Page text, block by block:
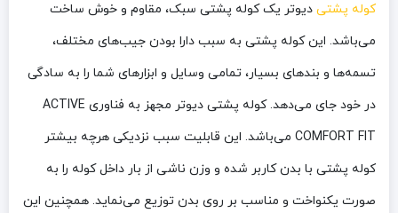
کوله پشتی دیوتر یک کوله پشتی سبک، مقاوم و خوش ساخت
می‌باشد. این کوله پشتی به سبب دارا بودن جیب‌های مختلف،
تسمه‌ها و بندهای بسیار، تمامی وسایل و ابزارهای شما را به سادگی
در خود جای می‌دهد. کوله پشتی دیوتر مجهز به فناوری ACTIVE
COMFORT FIT می‌باشد. این قابلیت سبب نزدیکی هرچه بیشتر
کوله پشتی با بدن کاربر شده و وزن ناشی از بار داخل کوله را به
صورت یکنواخت و مناسب بر روی بدن توزیع می‌نماید. همچنین این